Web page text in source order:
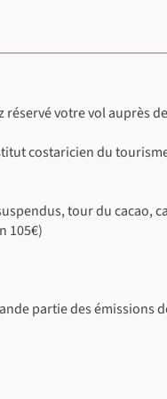
©
©
©
votre vol auprès
costaricien du
tour du cacao,
105€)
partie des émissions